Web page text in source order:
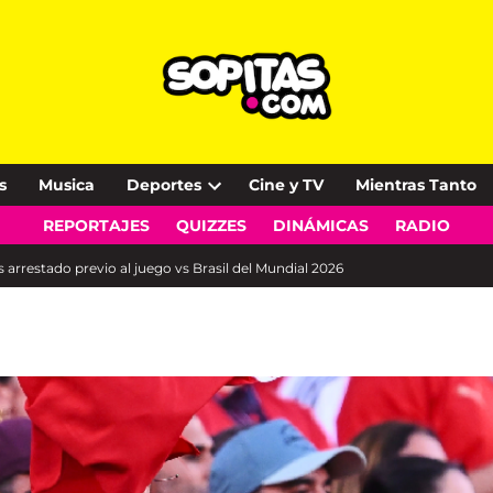
Musica Deportes
Open
dropdown
Cine y TV Mientras Tanto
REPORTAJES QUIZZES DINÁMICAS RADIO
previo al juego vs Brasil del Mundial 2026